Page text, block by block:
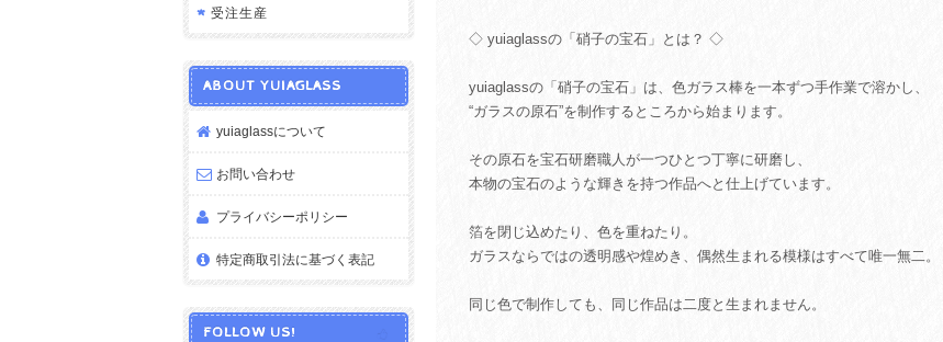
◇ yuiaglassの「硝子の宝石」とは？ ◇
yuiaglassの「硝子の宝石」は、色ガラス棒を一本ずつ手作業で溶かし、
“ガラスの原石”を制作するところから始まります。
その原石を宝石研磨職人が一つひとつ丁寧に研磨し、
本物の宝石のような輝きを持つ作品へと仕上げています。
箔を閉じ込めたり、色を重ねたり。
ガラスならではの透明感や煌めき、偶然生まれる模様はすべて唯一無二。
同じ色で制作しても、同じ作品は二度と生まれません。
受注生産
ABOUT YUIAGLASS
yuiaglassについて
お問い合わせ
プライバシーポリシー
特定商取引法に基づく表記
FOLLOW US!